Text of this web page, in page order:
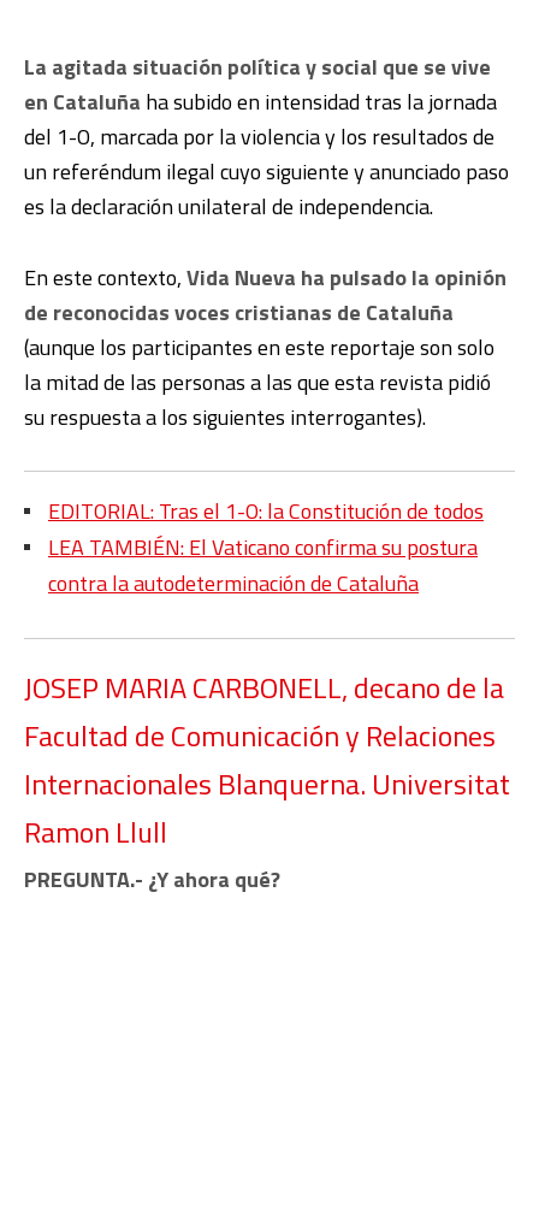
La agitada situación política y social que se vive
en Cataluña ha subido en intensidad tras la jornada
del 1-O, marcada por la violencia y los resultados de
un referéndum ilegal cuyo siguiente y anunciado paso
es la declaración unilateral de independencia.
En este contexto,Vida Nueva ha pulsado la opinión
de reconocidas voces cristianas de Cataluña
(aunque los participantes en este reportaje son solo
la mitad de las personas a las que esta revista pidió
su respuesta a los siguientes interrogantes).
EDITORIAL: Tras el 1-O: la Constitución de todos
LEA TAMBIÉN: El Vaticano confirma su postura
contra la autodeterminación de Cataluña
JOSEP MARIA CARBONELL, decano de la
Facultad de Comunicación y Relaciones
Internacionales Blanquerna. Universitat
Ramon Llull
PREGUNTA.- ¿Y ahora qué?